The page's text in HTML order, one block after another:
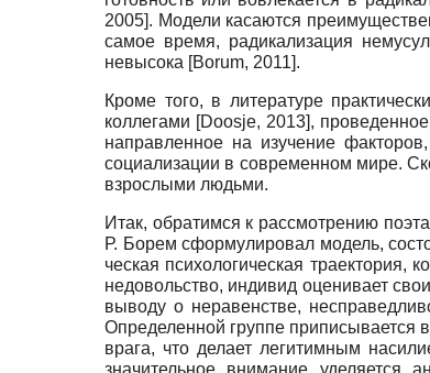
2005]. Модели касаются
самое время, ради­кализация
невысока [Borum, 2011].
Кроме того, в литературе
коллегами [Doosje, 2013],
направленное на изучение
социализации в современном мире.
взрослыми людьми.
Итак, обратимся к рассмотрению
Р. Борем сформулировал модель,
ческая психологическая
недовольство, индивид оценивает
выводу о неравенстве,
Определенной группе приписывается
врага, что делает легитимным
значительное внимание уделяется